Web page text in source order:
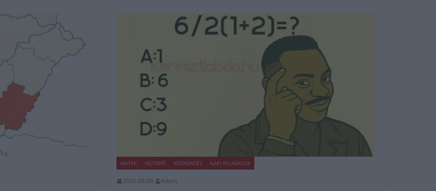
MATEK FEJTÖRŐ KVÍZKÉRDÉS NAPI FELADATOK
2026.08.06. Adam